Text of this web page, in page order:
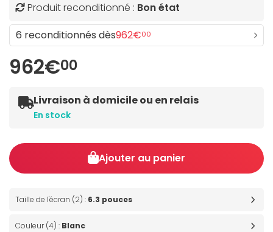
Produit reconditionné : Bon état
6 reconditionnés dès962€00
962€00
Livraison à domicile ou en relais
En stock
Ajouter au panier
Taille de l'écran (2) : 6.3 pouces
Couleur (4) : Blanc